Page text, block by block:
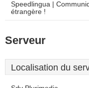
Speedlingua |
étrangère !
Serveur
Localisation du